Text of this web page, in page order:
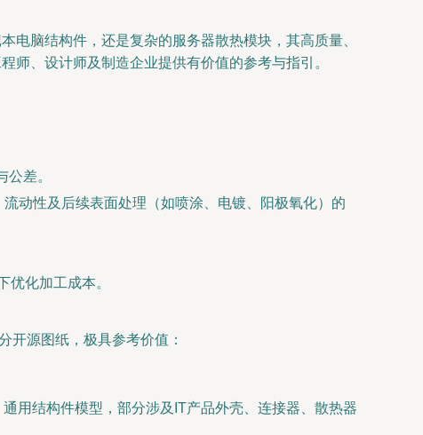
电脑结构件，还是复杂的服务器散热模块，其高质量、
师、设计师及制造企业提供有价值的参考与指引。
差。
动性及后续表面处理（如喷涂、电镀、阳极氧化）的
优化加工成本。
开源图纸，极具参考价值：
用结构件模型，部分涉及IT产品外壳、连接器、散热器